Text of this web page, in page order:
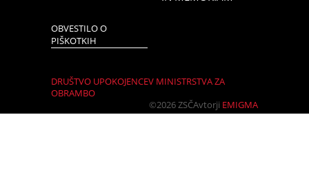
OBVESTILO O
PIŠKOTKIH
DRUŠTVO UPOKOJENCEV MINISTRSTVA ZA
OBRAMBO
©2026 ZSČAvtorji EMIGMA